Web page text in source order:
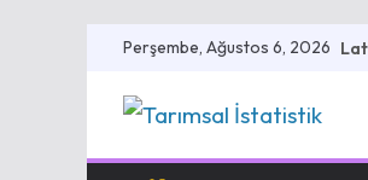
Skip
content
Perşembe, Ağustos 6, 2026